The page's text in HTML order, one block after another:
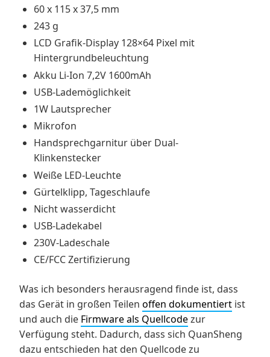
60 x 115 x 37,5 mm
243 g
LCD Grafik-Display 128×64 Pixel mit
Hintergrundbeleuchtung
Akku Li-Ion 7,2V 1600mAh
USB-Lademöglichkeit
1W Lautsprecher
Mikrofon
Handsprechgarnitur über Dual-
Klinkenstecker
Weiße LED-Leuchte
Gürtelklipp, Tageschlaufe
Nicht wasserdicht
USB-Ladekabel
230V-Ladeschale
CE/FCC Zertifizierung
Was ich besonders herausragend finde ist, dass
das Gerät in großen Teilen offen dokumentiert ist
und auch die Firmware als Quellcodezur
Verfügung steht. Dadurch, dass sich QuanSheng
dazu entschieden hat den Quellcode zu